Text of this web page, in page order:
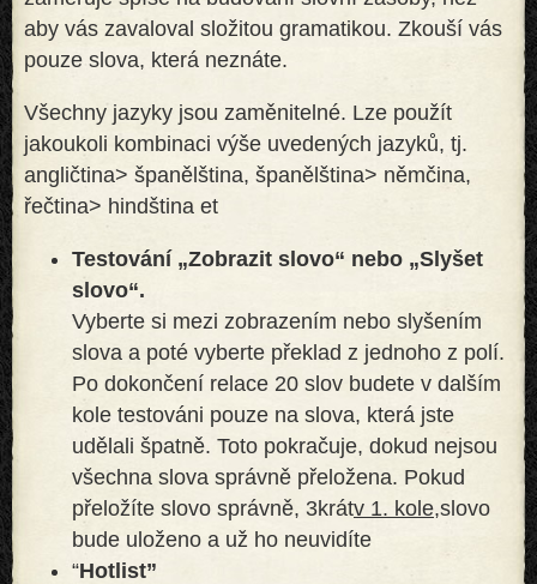
aby vás zavaloval složitou gramatikou. Zkouší vás
pouze slova, která neznáte.
Všechny jazyky jsou zaměnitelné. Lze použít
jakoukoli kombinaci výše uvedených jazyků, tj.
angličtina> španělština, španělština> němčina,
řečtina> hindština et
Testování „Zobrazit slovo“ nebo „Slyšet
slovo“.
Vyberte si mezi zobrazením nebo slyšením
slova a poté vyberte překlad z jednoho z polí.
Po dokončení relace 20 slov budete v dalším
kole testováni pouze na slova, která jste
udělali špatně. Toto pokračuje, dokud nejsou
všechna slova správně přeložena. Pokud
přeložíte slovo správně, 3krátv 1. kole,slovo
bude uloženo a už ho neuvidíte
“Hotlist”